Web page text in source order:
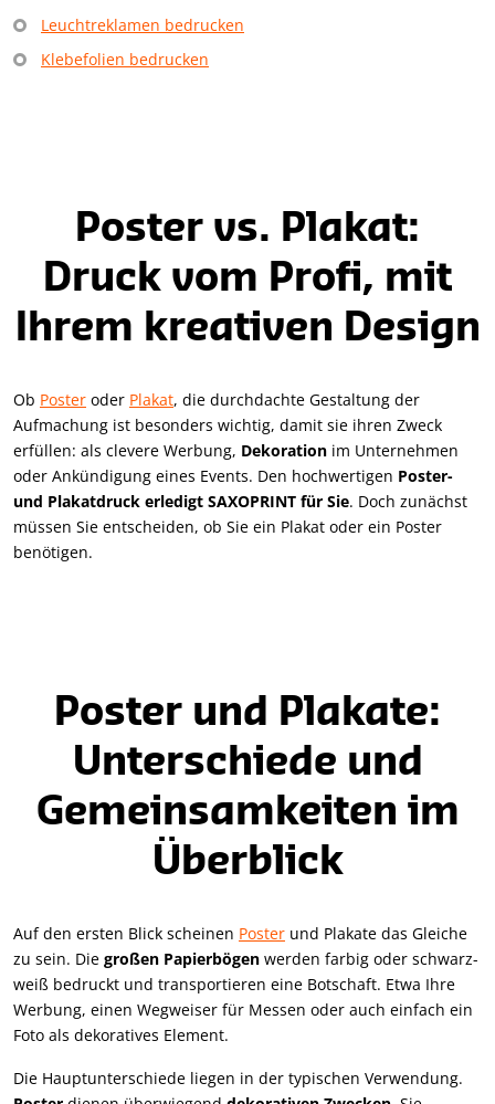
Leuchtreklamen bedrucken
Klebefolien bedrucken
Poster vs. Plakat:
Druck vom Profi, mit
Ihrem kreativen Design
Ob Poster oder Plakat, die durchdachte Gestaltung der
Aufmachung ist besonders wichtig, damit sie ihren Zweck
erfüllen: als clevere Werbung, Dekoration im Unternehmen
oder Ankündigung eines Events. Den hochwertigen Poster-
und Plakatdruck erledigt SAXOPRINT für Sie. Doch zunächst
müssen Sie entscheiden, ob Sie ein Plakat oder ein Poster
benötigen.
Poster und Plakate:
Unterschiede und
Gemeinsamkeiten im
Überblick
Auf den ersten Blick scheinen Poster und Plakate das Gleiche
zu sein. Die großen Papierbögen werden farbig oder schwarz-
weiß bedruckt und transportieren eine Botschaft. Etwa Ihre
Werbung, einen Wegweiser für Messen oder auch einfach ein
Foto als dekoratives Element.
Die Hauptunterschiede liegen in der typischen Verwendung.